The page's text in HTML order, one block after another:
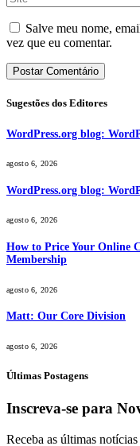
Salve meu nome,
vez que eu comentar.
Sugestões dos Editores
WordPress.org blog:
agosto 6, 2026
WordPress.org blog:
agosto 6, 2026
How to Price Your Online
Membership
agosto 6, 2026
Matt: Our Core Division
agosto 6, 2026
Últimas Postagens
Inscreva-se para
Receba as últimas